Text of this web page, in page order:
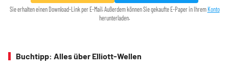
Sie erhalten einen Download-Link per E-Mail. Außerdem können Sie gekaufte E-Paper in Ihrem Konto
herunterladen.
Buchtipp: Alles über Elliott-Wellen